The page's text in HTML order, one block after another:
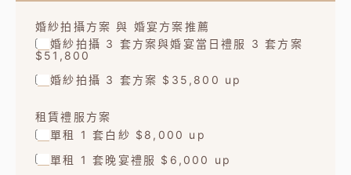
婚紗拍攝方案 與 婚宴方案推薦
婚紗拍攝 3 套方案與婚宴當日禮服 3 套方案
$51,800
婚紗拍攝 3 套方案 $35,800 up
租賃禮服方案
單租 1 套白紗 $8,000 up
單租 1 套晚宴禮服 $6,000 up